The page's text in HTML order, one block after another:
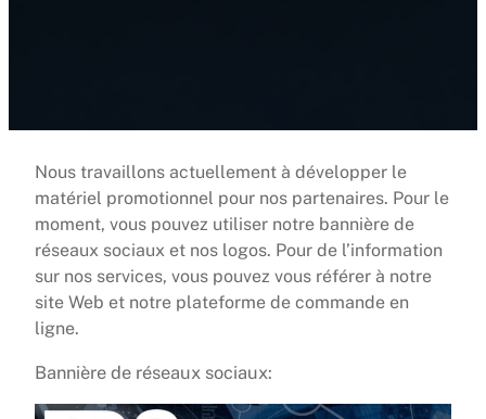
Nous travaillons actuellement à développer le
matériel promotionnel pour nos partenaires. Pour le
moment, vous pouvez utiliser notre bannière de
réseaux sociaux et nos logos. Pour de l’information
sur nos services, vous pouvez vous référer à notre
site Web et notre plateforme de commande en
ligne.
Bannière de réseaux sociaux: